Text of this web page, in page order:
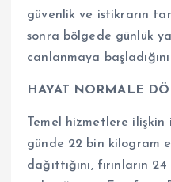
güvenlik ve istikrarın
sonra bölgede günlük
canlanmaya
HAYAT NORMALE
Temel hizmetlere
günde 22 bin kilogram
dağıttığını, fırınların